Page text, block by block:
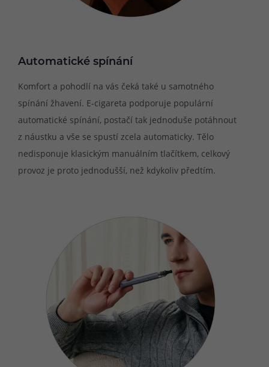
Automatické spínání
Komfort a pohodlí na vás čeká také u samotného
spínání žhavení. E-cigareta podporuje populární
automatické spínání, postačí tak jednoduše potáhnout
z náustku a vše se spustí zcela automaticky. Tělo
nedisponuje klasickým manuálním tlačítkem, celkový
provoz je proto jednodušší, než kdykoliv předtím.